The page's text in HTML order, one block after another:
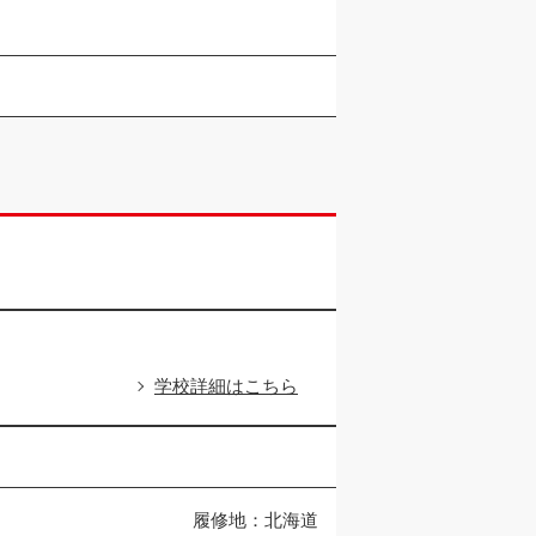
学校詳細はこちら
履修地：北海道